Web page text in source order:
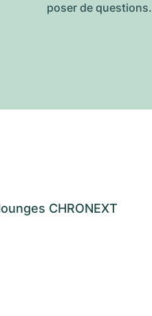
poser de questions.
CHRONEXT